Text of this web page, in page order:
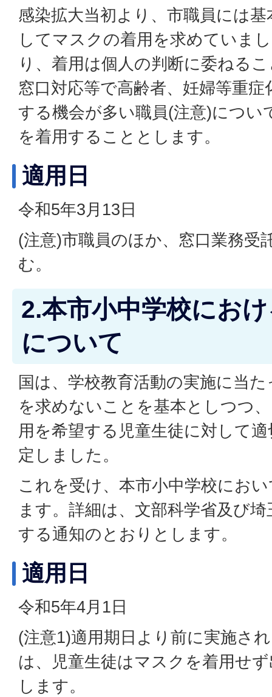
感染拡大当初より、市職員には
してマスクの着用を求めていま
り、着用は個人の判断に委ねる
窓口対応等で高齢者、妊婦等重
する機会が多い職員(注意)につい
を着用することとします。
適用日
令和5年3月13日
(注意)市職員のほか、窓口業務受
む。
2.本市小中学校にお
について
国は、学校教育活動の実施に当
を求めないことを基本としつつ
用を希望する児童生徒に対して
定しました。
これを受け、本市小中学校にお
ます。詳細は、文部科学省及び
する通知のとおりとします。
適用日
令和5年4月1日
(注意1)適用期日より前に実施さ
は、児童生徒はマスクを着用せ
します。